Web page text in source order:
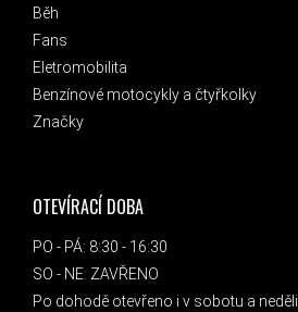
Běh
Fans
Eletromobilita
Benzínové motocykly a čtyřkolky
Značky
OTEVÍRACÍ DOBA
PO - PÁ: 8:30 - 16:30
SO - NE: ZAVŘENO
Po dohodě otevřeno i v sobotu a neděli.